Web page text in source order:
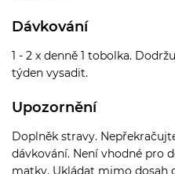
Dávkování
1 - 2 x denně 1 tobolka.
týden vysadit.
Upozornění
Doplněk stravy.
dávkování. Není vhodné pro
matky. Ukládat mimo dosah